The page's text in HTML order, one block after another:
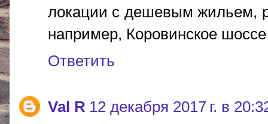
локации с дешевым жильем,
например, Коровинское
Ответить
Val R 12 декабря 2017 г. в